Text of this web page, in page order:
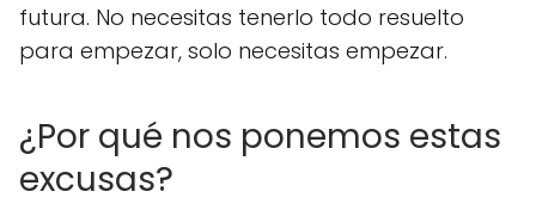
futura. No necesitas tenerlo todo resuelto
para empezar, solo necesitas empezar.
¿Por qué nos ponemos estas
excusas?